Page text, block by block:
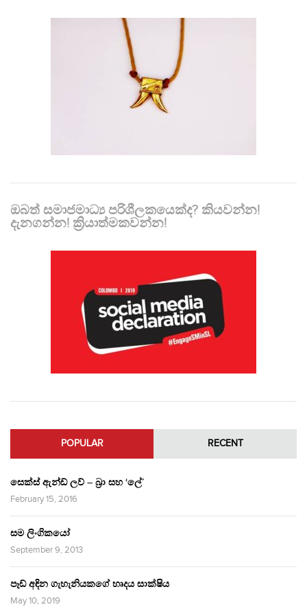
ඔබත් සමාජමාධ්‍ය පරිශීලකයෙක්ද? කියවන්න!
දැනගන්න! ක්‍රියාත්මකවන්න!
POPULAR RECENT
සෙක්ස් ඇන්ඩ් ලව් – බ්‍රා සහ ‘ලේ’
February 15, 2016
සම ලිංගිකයෝ
September 9, 2013
පෑඩ් අඳින ගැහැනියකගේ හෘදය සාක්ෂිය
May 10, 2019